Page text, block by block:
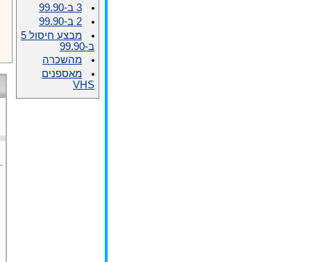
3 ב-99.90
2 ב-99.90
מבצע חיסול 5
ב-99.90
מהשכרה
מאספנים
VHS